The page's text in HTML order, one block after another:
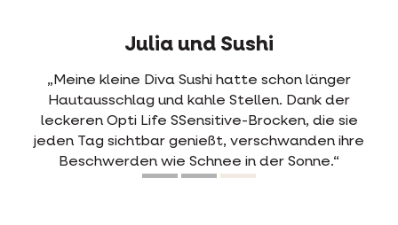
Julia und Sushi
„Meine kleine Diva Sushi hatte schon länger
Hautausschlag und kahle Stellen. Dank der
leckeren Opti Life SSensitive-Brocken, die sie
jeden Tag sichtbar genießt, verschwanden ihre
Beschwerden wie Schnee in der Sonne.“